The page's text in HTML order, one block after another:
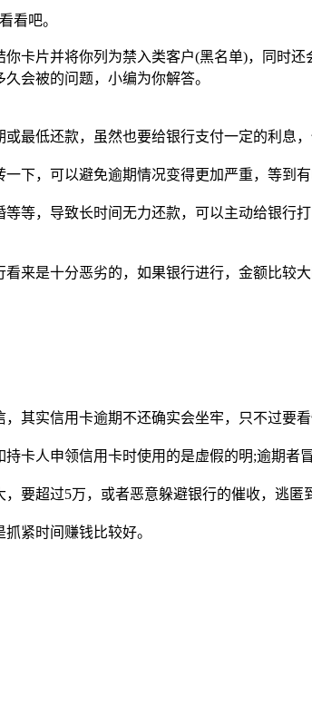
看吧。
卡片并将你列为禁入类客户(黑名单)，同时
会被的问题，小编为你解答。
最低还款，虽然也要给银行支付一定的利息
下，可以避免逾期情况变得更加严重，等到
等，导致长时间无力还款，可以主动给银行
来是十分恶劣的，如果银行进行，金额比较大
其实信用卡逾期不还确实会坐牢，只不过要看
卡人申领信用卡时使用的是虚假的明;逾期者
要超过5万，或者恶意躲避银行的催收，逃匿
紧时间赚钱比较好。